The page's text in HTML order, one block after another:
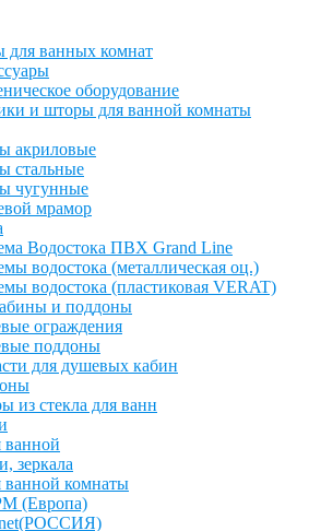
для ванных комнат
оборудование
и шторы для ванной комнаты
акриловые
стальные
чугунные
мрамор
Водостока ПВХ Grand Line
водостока (металлическая оц.)
водостока (пластиковая VERAT)
и поддоны
ограждения
поддоны
для душевых кабин
из стекла для ванн
ванной
зеркала
ванной комнаты
(Европа)